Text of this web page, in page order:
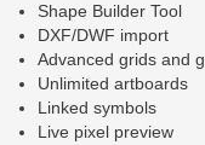
Shape Builder Tool
DXF/DWF import
Advanced grids and
Unlimited artboards
Linked symbols
Live pixel preview